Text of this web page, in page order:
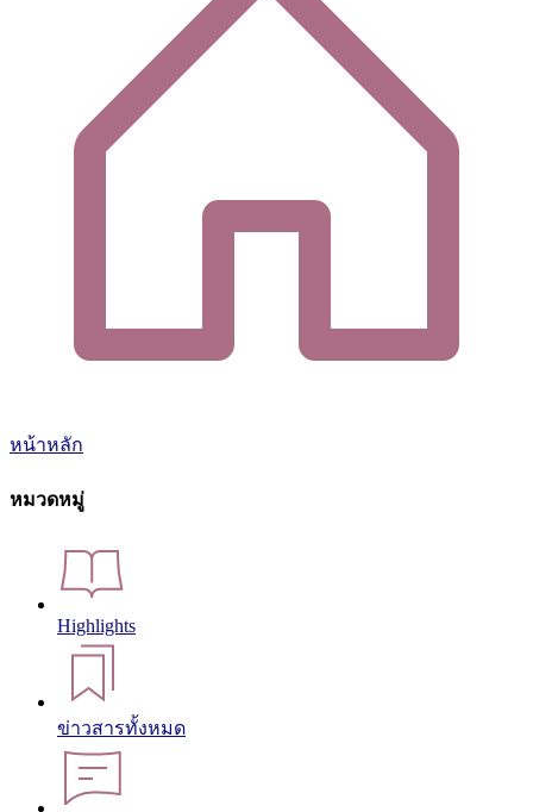
หน้าหลัก
หมวดหมู่
Highlights
ข่าวสารทั้งหมด